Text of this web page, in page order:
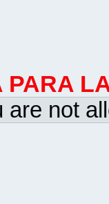
PARA
are not